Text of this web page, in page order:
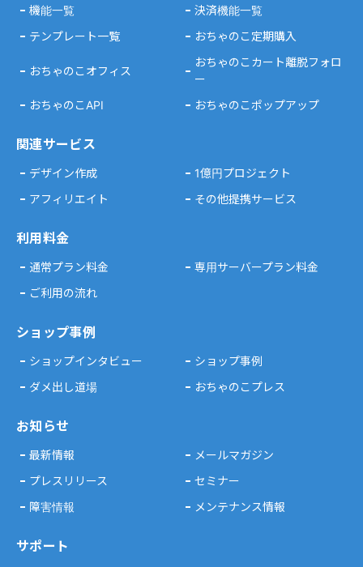
機能一覧
決済機能一覧
テンプレート一覧
おちゃのこ定期購入
おちゃのこオフィス
おちゃのこカート離脱フォロ
ー
おちゃのこAPI
おちゃのこポップアップ
関連サービス
デザイン作成
1億円プロジェクト
アフィリエイト
その他提携サービス
利用料金
通常プラン料金
専用サーバープラン料金
ご利用の流れ
ショップ事例
ショップインタビュー
ショップ事例
ダメ出し道場
おちゃのこプレス
お知らせ
最新情報
メールマガジン
プレスリリース
セミナー
障害情報
メンテナンス情報
サポート